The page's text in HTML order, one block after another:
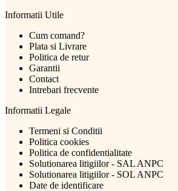
Informatii Utile
Cum comand?
Plata si Livrare
Politica de retur
Garantii
Contact
Intrebari frecvente
Informatii Legale
Termeni si Conditii
Politica cookies
Politica de confidentialitate
Solutionarea litigiilor - SAL ANPC
Solutionarea litigiilor - SOL ANPC
Date de identificare